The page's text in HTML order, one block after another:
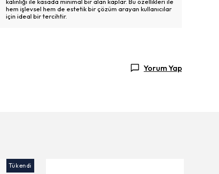
hem işlevsel hem de estetik bir çözüm arayan kullanıcılar
için ideal bir tercihtir.
Yorum Yap
Tükendi